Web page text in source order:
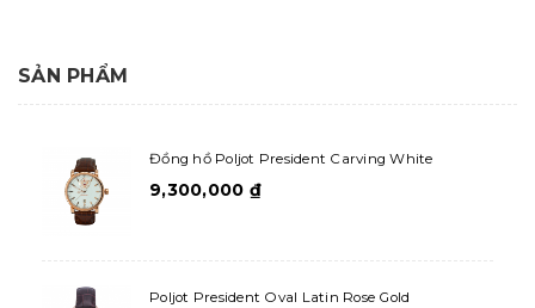
SẢN PHẨM
Đồng hồ Poljot President Carving White
9,300,000 ₫
Poljot President Oval Latin Rose Gold